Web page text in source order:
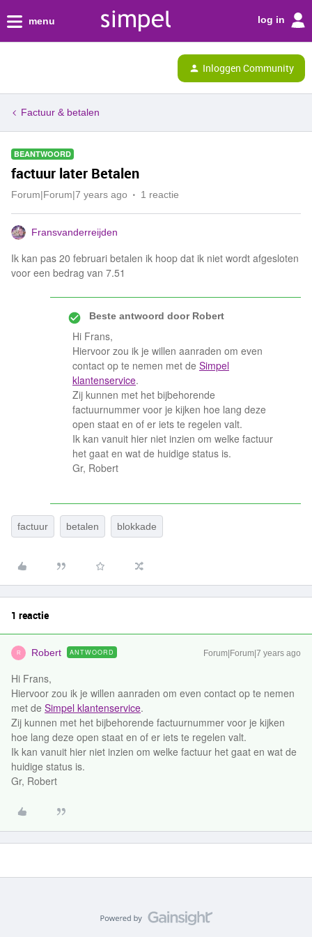
menu log in
Inloggen Community
Factuur & betalen
BEANTWOORD
factuur later Betalen
Forum|Forum|7 years ago 1 reactie
Fransvanderreijden
Ik kan pas 20 februari betalen ik hoop dat ik niet wordt afgesloten
voor een bedrag van 7.51
Beste antwoord doorRobert
Hi Frans,
Hiervoor zou ik je willen aanraden om even
contact op te nemen met de Simpel
klantenservice.
Zij kunnen met het bijbehorende
factuurnummer voor je kijken hoe lang deze
open staat en of er iets te regelen valt.
Ik kan vanuit hier niet inzien om welke factuur
het gaat en wat de huidige status is.
Gr, Robert
factuur betalen blokkade
1 reactie
R Robert ANTWOORD Forum|Forum|7 years ago
Hi Frans,
Hiervoor zou ik je willen aanraden om even contact op te nemen
met de Simpel klantenservice.
Zij kunnen met het bijbehorende factuurnummer voor je kijken
hoe lang deze open staat en of er iets te regelen valt.
Ik kan vanuit hier niet inzien om welke factuur het gaat en wat de
huidige status is.
Gr, Robert